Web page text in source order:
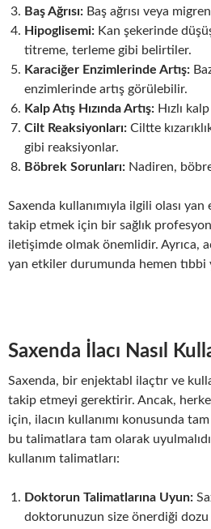
Baş Ağrısı: Baş ağrısı veya
Hipoglisemi: Kan şekerinde
titreme, terleme gibi belirtiler.
Karaciğer Enzimlerinde Artış:
enzimlerinde artış görülebilir.
Kalp Atış Hızında Artış: Hızlı kalp
Cilt Reaksiyonları: Ciltte
gibi reaksiyonlar.
Böbrek Sorunları: Nadiren,
Saxenda kullanımıyla ilgili olası
takip etmek için bir sağlık
iletişimde olmak önemlidir. Ayrıca,
yan etkiler durumunda hemen tıbbi
Saxenda İlacı Nasıl
Saxenda, bir enjektabl ilaçtır ve
takip etmeyi gerektirir. Ancak,
için, ilacın kullanımı konusunda
bu talimatlara tam olarak
kullanım talimatları:
Doktorun Talimatlarına Uyun:
doktorunuzun size önerdiği dozu